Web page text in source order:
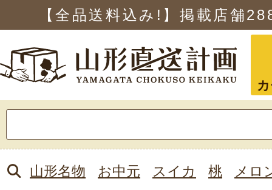
【全品送料込み!】掲載店舗
索:
山形名物 お中元 スイカ 桃 メロ